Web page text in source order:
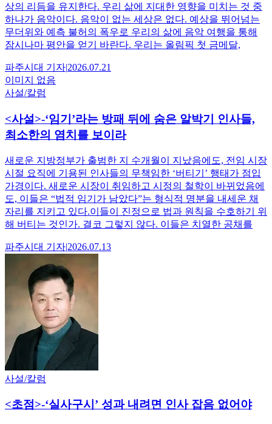
상의 리듬을 유지한다. 우리 삶에 지대한 영향을 미치는 것 중
하나가 음악이다. 음악이 없는 세상은 없다. 예상을 뛰어넘는
무더위와 예측 불허의 폭우로 우리의 삶에 음악 여행을 통해
잠시나마 평안을 얻기 바란다. 우리는 올림픽 첫 금메달,
파주시대 기자|2026.07.21
이미지 없음
사설/칼럼
<사설>-‘임기’라는 방패 뒤에 숨은 알박기 인사들,
최소한의 염치를 보이라
새로운 지방정부가 출범한 지 수개월이 지났음에도, 전임 시장
시절 요직에 기용된 인사들의 무책임한 ‘버티기’ 행태가 점입
가경이다. 새로운 시장이 취임하고 시정의 철학이 바뀌었음에
도, 이들은 “법적 임기가 남았다”는 형식적 명분을 내세운 채
자리를 지키고 있다.이들이 진정으로 법과 원칙을 수호하기 위
해 버티는 것인가. 결코 그렇지 않다. 이들은 치열한 공채를
파주시대 기자|2026.07.13
사설/칼럼
<초점>-‘실사구시’ 성과 내려면 인사 잡음 없어야